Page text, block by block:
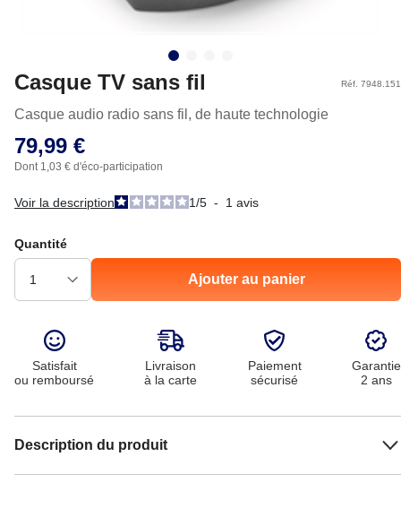
Casque TV sans fil
Casque audio radio sans fil, de haute technologie
Réf. 7948.151
79,99 €
Dont 1,03 € d'éco-participation
Voir la description 1/5 - 1 avis
Quantité
Ajouter au panier
Satisfait
ou remboursé
Livraison
à la carte
Paiement
sécurisé
Garantie
2 ans
Description du produit